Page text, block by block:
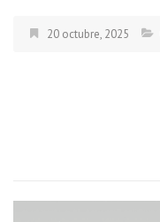
20 octubre, 2025